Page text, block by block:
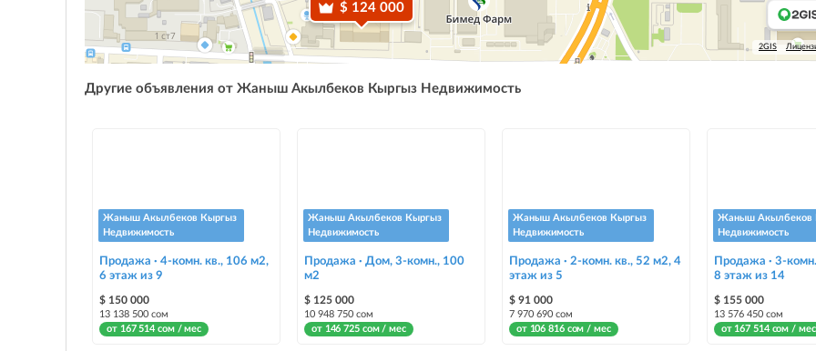
$ 124 000
2GIS
Другие объявления от Жаныш Акылбеков Кыргыз Недвижимость
Жаныш Акылбеков Кыргыз
Недвижимость
Продажа · 4-комн. кв., 106 м2,
6 этаж из 9
$ 150 000
13 138 500 сом
от 167 514 сом / мес
Жаныш Акылбеков Кыргыз
Недвижимость
Продажа · Дом, 3-комн., 100
м2
$ 125 000
10 948 750 сом
от 146 725 сом / мес
Жаныш Акылбеков Кыргыз
Недвижимость
Продажа · 2-комн. кв., 52 м2, 4
этаж из 5
$ 91 000
7 970 690 сом
от 106 816 сом / мес
Жаныш Акылбеков
Недвижимость
Продажа · 3-
8 этаж из 14
$ 155 000
13 576 450 сом
от 167 514 сом / мес